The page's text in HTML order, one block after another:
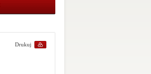
Drukuj